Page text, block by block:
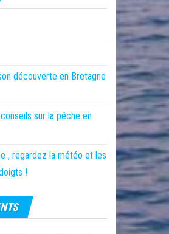
découverte en Bretagne
sur la pêche en
, regardez la météo et les
!